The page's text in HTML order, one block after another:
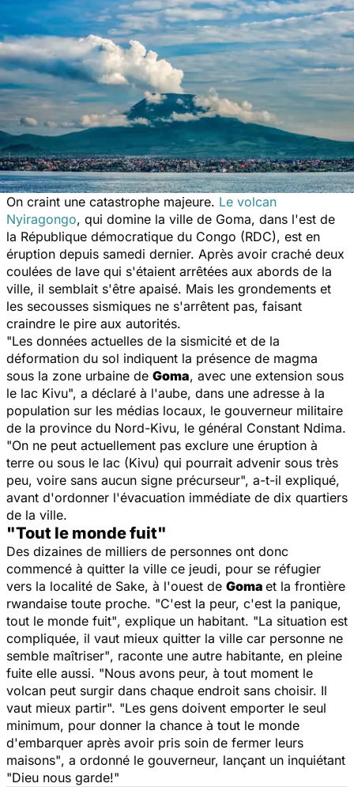
On craint une catastrophe majeure. Le volcan
Nyiragongo, qui domine la ville de Goma, dans l'est de
la République démocratique du Congo (RDC), est en
éruption depuis samedi dernier. Après avoir craché deux
coulées de lave qui s'étaient arrêtées aux abords de la
ville, il semblait s'être apaisé. Mais les grondements et
les secousses sismiques ne s'arrêtent pas, faisant
craindre le pire aux autorités.
"Les données actuelles de la sismicité et de la
déformation du sol indiquent la présence de magma
sous la zone urbaine de Goma, avec une extension sous
le lac Kivu", a déclaré à l'aube, dans une adresse à la
population sur les médias locaux, le gouverneur militaire
de la province du Nord-Kivu, le général Constant Ndima.
"On ne peut actuellement pas exclure une éruption à
terre ou sous le lac (Kivu) qui pourrait advenir sous très
peu, voire sans aucun signe précurseur", a-t-il expliqué,
avant d'ordonner l'évacuation immédiate de dix quartiers
de la ville.
"Tout le monde fuit"
Des dizaines de milliers de personnes ont donc
commencé à quitter la ville ce jeudi, pour se réfugier
vers la localité de Sake, à l'ouest de Goma et la frontière
rwandaise toute proche. "C'est la peur, c'est la panique,
tout le monde fuit", explique un habitant. "La situation est
compliquée, il vaut mieux quitter la ville car personne ne
semble maîtriser", raconte une autre habitante, en pleine
fuite elle aussi. "Nous avons peur, à tout moment le
volcan peut surgir dans chaque endroit sans choisir. Il
vaut mieux partir". "Les gens doivent emporter le seul
minimum, pour donner la chance à tout le monde
d'embarquer après avoir pris soin de fermer leurs
maisons", a ordonné le gouverneur, lançant un inquiétant
"Dieu nous garde!"